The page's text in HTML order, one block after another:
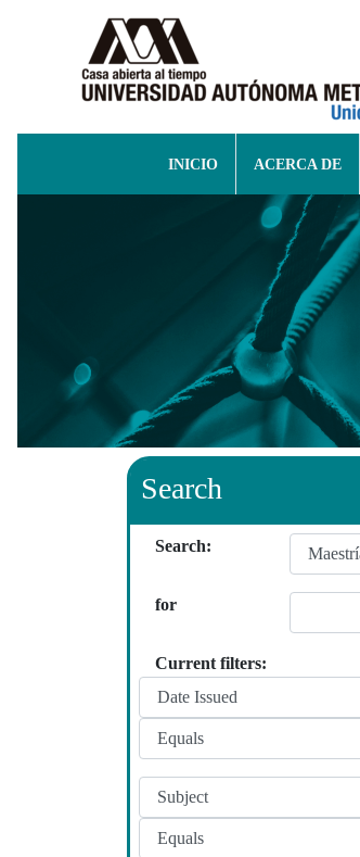
INICIO ACERCA DE
Search
Search:
for
Current filters: